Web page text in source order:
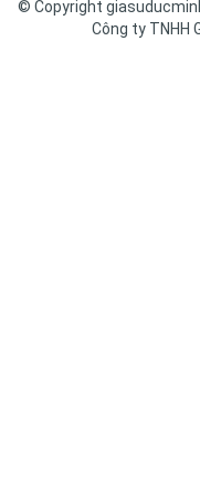
© Copyright
Công ty TNHH